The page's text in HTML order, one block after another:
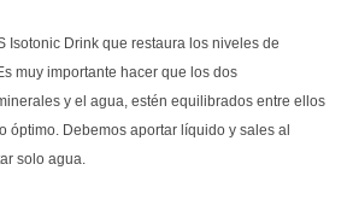
Isotonic Drink que restaura los niveles de
muy importante hacer que los dos
y el agua, estén equilibrados entre ellos
óptimo. Debemos aportar líquido y sales al
solo agua.